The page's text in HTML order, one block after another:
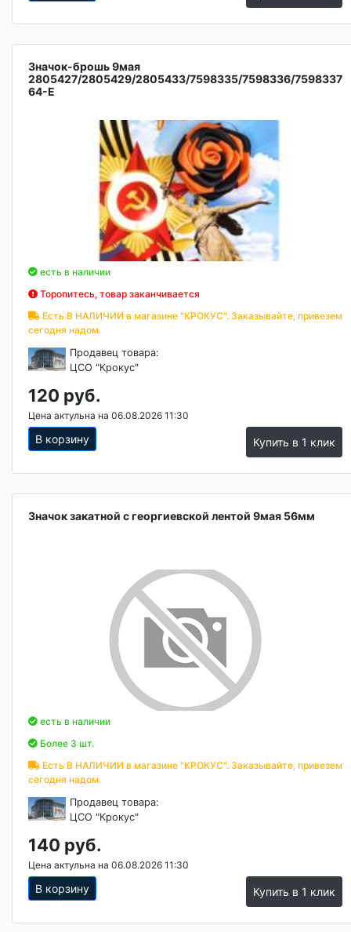
Значок-брошь 9мая
2805427/2805429/2805433/7598335/7598336/7598337
64-Е
есть в наличии
Торопитесь, товар заканчивается
Есть В НАЛИЧИИ в магазине "КРОКУС". Заказывайте, привезем
сегодня надом.
Продавец товара:
ЦСО "Крокус"
120 руб.
Цена актульна на 06.08.2026 11:30
В корзину Купить в 1 клик
Значок закатной с георгиевской лентой 9мая 56мм
есть в наличии
Более 3 шт.
Есть В НАЛИЧИИ в магазине "КРОКУС". Заказывайте, привезем
сегодня надом.
Продавец товара:
ЦСО "Крокус"
140 руб.
Цена актульна на 06.08.2026 11:30
В корзину Купить в 1 клик